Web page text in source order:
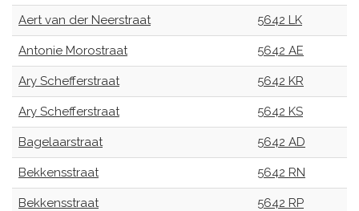
Aert van der Neerstraat 5642 LK
Antonie Morostraat 5642 AE
Ary Schefferstraat 5642 KR
Ary Schefferstraat 5642 KS
Bagelaarstraat 5642 AD
Bekkensstraat 5642 RN
Bekkensstraat 5642 RP